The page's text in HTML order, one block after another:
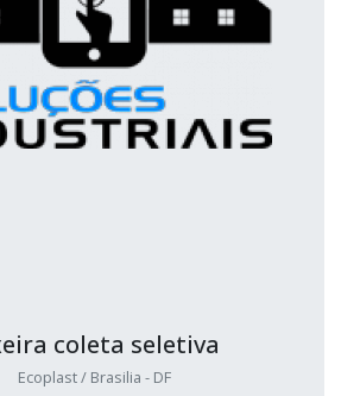
coleta seletiva
Ecoplast / Brasilia - DF